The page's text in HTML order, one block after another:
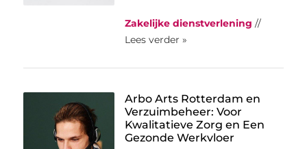
Zakelijke dienstverlening //
Lees verder »
Arbo Arts Rotterdam en
Verzuimbeheer: Voor
Kwalitatieve Zorg en Een
Gezonde Werkvloer